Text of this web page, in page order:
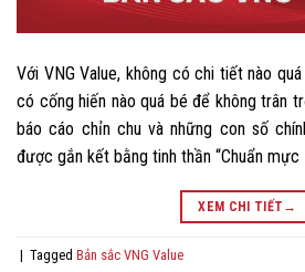
Với VNG Value, không có chi tiết nào
có cống hiến nào quá bé để không trân
báo cáo chỉn chu và những con số
được gắn kết bằng tinh thần “Chuẩn
XEM CHI TIẾT →
| Tagged Bản sắc VNG Value